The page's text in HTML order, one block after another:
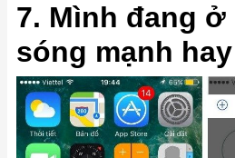
7. Mình đang
sóng mạnh